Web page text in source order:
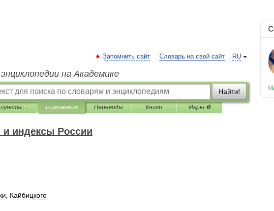
RU
Запомнить сайт Словарь на свой сайт
на Академике
Найти!
Населённые пункты и индексы России Толкования Переводы Книги Игры ⚽
индексы России
Кайбицкого